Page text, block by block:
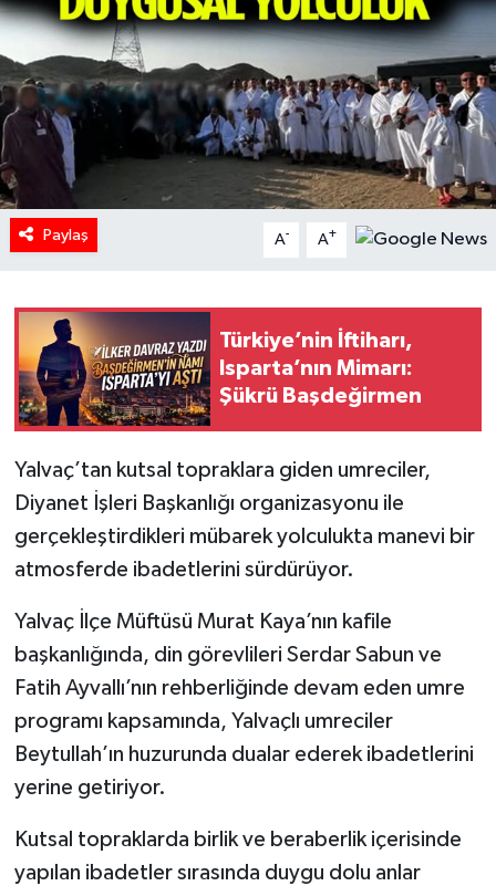
Paylaş A- A+
Türkiye’nin İftiharı,
Isparta’nın Mimarı:
Şükrü Başdeğirmen
Yalvaç’tan kutsal topraklara giden umreciler,
Diyanet İşleri Başkanlığı organizasyonu ile
gerçekleştirdikleri mübarek yolculukta manevi bir
atmosferde ibadetlerini sürdürüyor.
Yalvaç İlçe Müftüsü Murat Kaya’nın kafile
başkanlığında, din görevlileri Serdar Sabun ve
Fatih Ayvallı’nın rehberliğinde devam eden umre
programı kapsamında, Yalvaçlı umreciler
Beytullah’ın huzurunda dualar ederek ibadetlerini
yerine getiriyor.
Kutsal topraklarda birlik ve beraberlik içerisinde
yapılan ibadetler sırasında duygu dolu anlar
KÜLTÜR SANAT
MAGAZİN
Oyun
POLİTİKA
SAĞLIK
Spor
Teknoloji
Yerel
İletişim
Künye